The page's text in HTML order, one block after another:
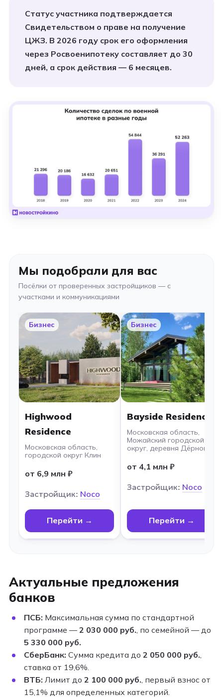
Статус участника подтверждается
Свидетельством о праве на получение
ЦЖЗ. В 2026 году срок его оформления
через Росвоенипотеку составляет до 30
дней, а срок действия — 6 месяцев.
Мы подобрали для вас
Посёлки от проверенных застройщиков — с
участками и коммуникациями
Бизнес
Highwood
Residence
Московская область,
городской округ Клин
от 6,9 млн ₽
Застройщик: Noco
Перейти →
Бизнес
Bayside Residence
Московская область,
Можайский городской
округ, деревня Дёрново
от 4,1 млн ₽
Застройщик: Noco
Перейти →
Актуальные предложения
банков
ПСБ: Максимальная сумма по стандартной
программе —2 030 000 руб., по семейной — до
5 330 000 руб.
СберБанк: Сумма кредита до 2 050 000 руб.,
ставка от 19,6%.
ВТБ: Лимит до 2 100 000 руб., первый взнос от
15,1% для определенных категорий.